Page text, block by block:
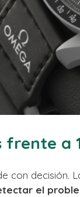
frente a
con decisión.
el